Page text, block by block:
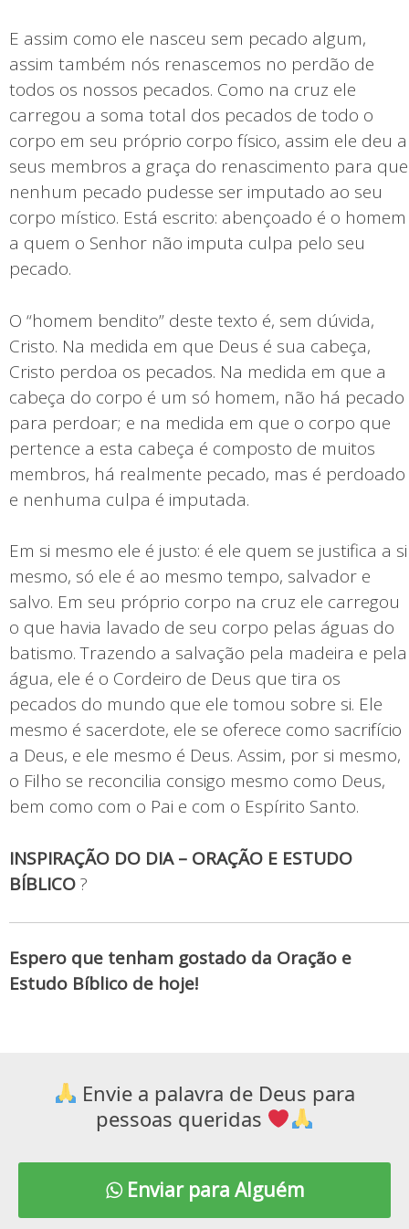
E assim como ele nasceu sem pecado algum,
assim também nós renascemos no perdão de
todos os nossos pecados. Como na cruz ele
carregou a soma total dos pecados de todo o
corpo em seu próprio corpo físico, assim ele deu a
seus membros a graça do renascimento para que
nenhum pecado pudesse ser imputado ao seu
corpo místico. Está escrito: abençoado é o homem
a quem o Senhor não imputa culpa pelo seu
pecado.
O “homem bendito” deste texto é, sem dúvida,
Cristo. Na medida em que Deus é sua cabeça,
Cristo perdoa os pecados. Na medida em que a
cabeça do corpo é um só homem, não há pecado
para perdoar; e na medida em que o corpo que
pertence a esta cabeça é composto de muitos
membros, há realmente pecado, mas é perdoado
e nenhuma culpa é imputada.
Em si mesmo ele é justo: é ele quem se justifica a si
mesmo, só ele é ao mesmo tempo, salvador e
salvo. Em seu próprio corpo na cruz ele carregou
o que havia lavado de seu corpo pelas águas do
batismo. Trazendo a salvação pela madeira e pela
água, ele é o Cordeiro de Deus que tira os
pecados do mundo que ele tomou sobre si. Ele
mesmo é sacerdote, ele se oferece como sacrifício
a Deus, e ele mesmo é Deus. Assim, por si mesmo,
o Filho se reconcilia consigo mesmo como Deus,
bem como com o Pai e com o Espírito Santo.
INSPIRAÇÃO DO DIA – ORAÇÃO E ESTUDO
BÍBLICO?
Espero que tenham gostado da Oração e
Estudo Bíblico de hoje!
Envie a palavra de Deus para
pessoas queridas
Enviar para Alguém